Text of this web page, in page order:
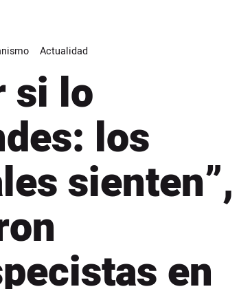
Actualidad
si lo
los
sienten”,
en